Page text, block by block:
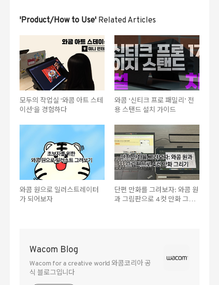
'Product/How to Use' Related Articles
모두의 작업실 '와콤 아트 스테
이션'을 경험하다
와콤 ‘신티크 프로 패밀리’ 전
용 스탠드 설치 가이드
와콤 원으로 일러스트레이터
가 되어보자
단편 만화를 그려보자: 와콤 원
과 그림판으로 4컷 만화 그리
Wacom Blog
Wacom for a creative world 와콤코리아 공
식 블로그입니다